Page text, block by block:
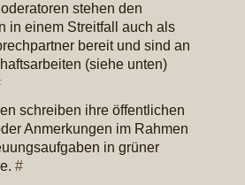
stehen den
in einem Streitfall auch als
bereit und sind an
(siehe unten)
schreiben ihre öffentlichen
Anmerkungen im Rahmen
in grüner
#